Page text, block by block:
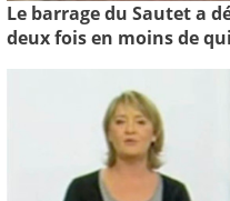
Le barrage du Sautet a
deux fois en moins de